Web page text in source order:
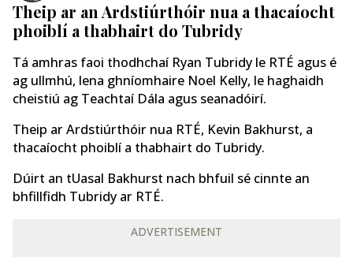
Theip ar an Ardstiúrthóir nua a thacaíocht
phoiblí a thabhairt do Tubridy
Tá amhras faoi thodhchaí Ryan Tubridy le RTÉ agus é
ag ullmhú, lena ghníomhaire Noel Kelly, le haghaidh
cheistiú ag Teachtaí Dála agus seanadóirí.
Theip ar Ardstiúrthóir nua RTÉ, Kevin Bakhurst, a
thacaíocht phoiblí a thabhairt do Tubridy.
Dúirt an tUasal Bakhurst nach bhfuil sé cinnte an
bhfillfidh Tubridy ar RTÉ.
ADVERTISEMENT